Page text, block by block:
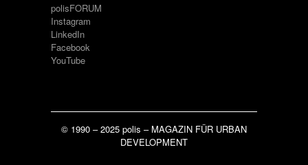
polisFORUM
Instagram
LinkedIn
Facebook
YouTube
© 1990 – 2025 polis – MAGAZIN FÜR URBAN
DEVELOPMENT